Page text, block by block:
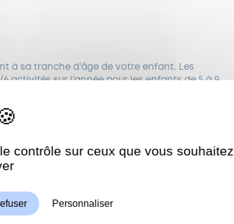
à sa tranche d’âge de votre enfant. Les
activités sur l’année pour les enfants de 5 à 9
jour d’inscription à l’activité choisie (exemple :
contrôle sur ceux que vous souhaitez
Personnaliser